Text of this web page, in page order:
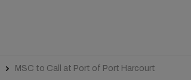
MSC to Call at Port of Port Harcourt